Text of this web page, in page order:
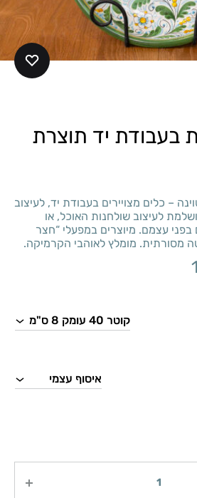
בעבודת יד תוצרת
– כלים מצויירים בעבודת יד, לעיצוב
לעיצוב שולחנות האוכל, או
בפני עצמם. מיוצרים במפעלי “חצר
מסורתית. מומלץ לאוהבי הקרמיקה.